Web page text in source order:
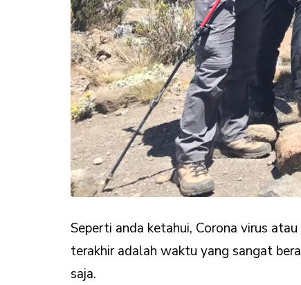
Seperti anda ketahui, Corona virus
terakhir adalah waktu yang sangat
saja.